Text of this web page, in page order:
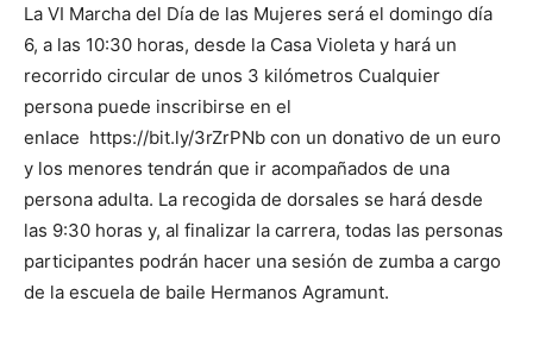
La VI Marcha del Día de las Mujeres será el domingo día
6, a las 10:30 horas, desde la Casa Violeta y hará un
recorrido circular de unos 3 kilómetros Cualquier
persona puede inscribirse en el
enlace https://bit.ly/3rZrPNb con un donativo de un euro
y los menores tendrán que ir acompañados de una
persona adulta. La recogida de dorsales se hará desde
las 9:30 horas y, al finalizar la carrera, todas las personas
participantes podrán hacer una sesión de zumba a cargo
de la escuela de baile Hermanos Agramunt.